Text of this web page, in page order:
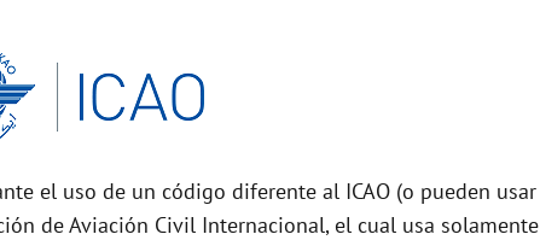
el uso de un código diferente al ICAO (o pueden usar
de Aviación Civil Internacional, el cual usa solamente